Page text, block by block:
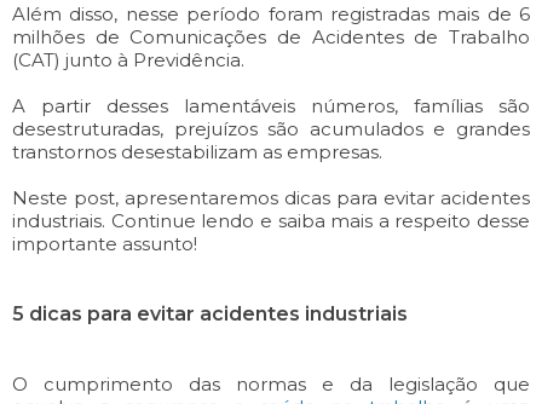
Além disso, nesse período foram registradas mais de 6
milhões de Comunicações de Acidentes de Trabalho
(CAT) junto à Previdência.
A partir desses lamentáveis números, famílias são
desestruturadas, prejuízos são acumulados e grandes
transtornos desestabilizam as empresas.
Neste post, apresentaremos dicas para evitar acidentes
industriais. Continue lendo e saiba mais a respeito desse
importante assunto!
5 dicas para evitar acidentes industriais
O cumprimento das normas e da legislação que